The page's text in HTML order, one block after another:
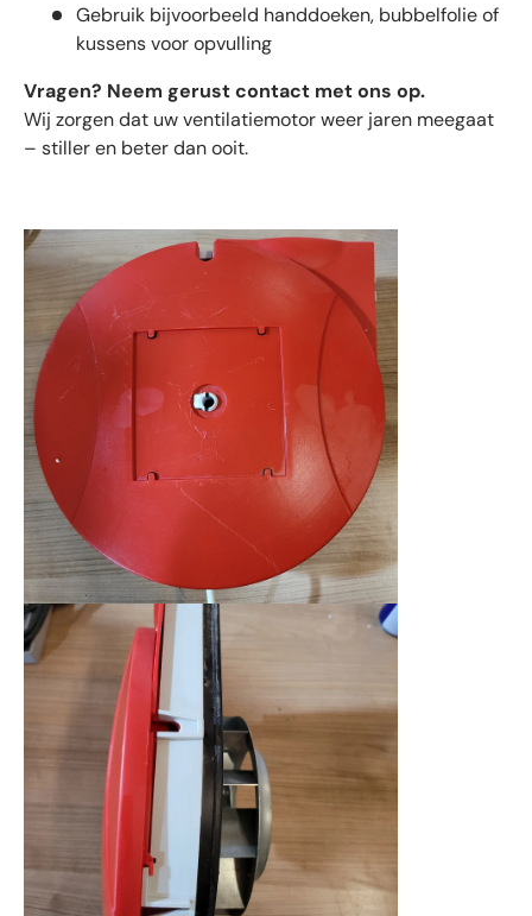
Gebruik bijvoorbeeld handdoeken, bubbelfolie of
kussens voor opvulling
Vragen? Neem gerust contact met ons op.
Wij zorgen dat uw ventilatiemotor weer jaren meegaat
– stiller en beter dan ooit.